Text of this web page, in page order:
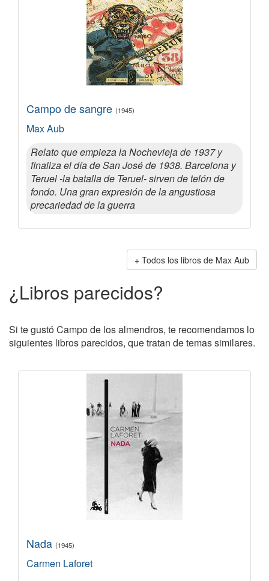
Campo de sangre (1945)
Max Aub
Relato que empieza la Nochevieja de 1937 y
finaliza el día de San José de 1938. Barcelona y
Teruel -la batalla de Teruel- sirven de telón de
fondo. Una gran expresión de la angustiosa
precariedad de la guerra
Todos los libros de Max Aub
¿Libros parecidos?
Si te gustó Campo de los almendros, te recomendamos lo
siguientes libros parecidos, que tratan de temas similares.
Nada (1945)
Carmen Laforet